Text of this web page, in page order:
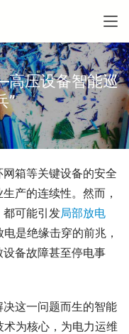
压设备智能巡
”
箱等关键设备的安全
产的连续性。然而，
都可能引发局部放电
是绝缘击穿的前兆，
备故障甚至停电事
决这一问题而生的智能
为核心，为电力运维